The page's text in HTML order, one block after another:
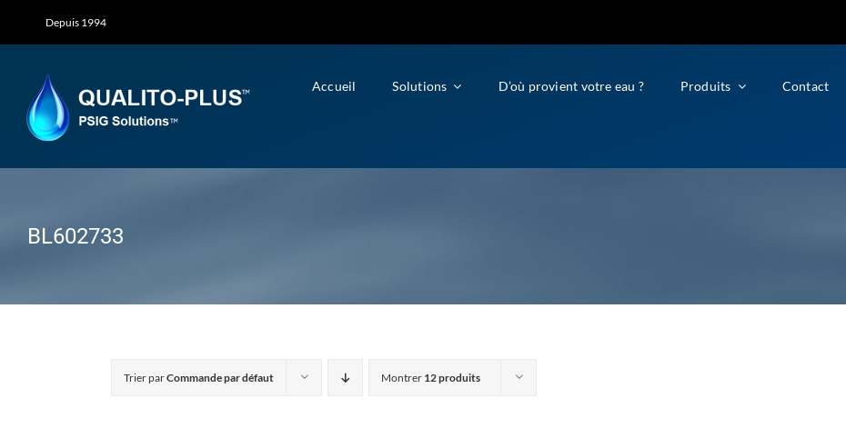
Depuis 1994
Accueil Solutions D’où provient votre eau ? Produits Contact
BL602733
Trier parCommande par défaut Montrer 12 produits